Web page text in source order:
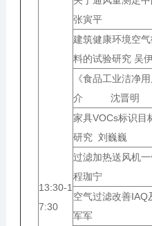
13:30-1
7:30
张寅平
建筑健康环境空
料的试验研究 吴
《食品工业洁净
介 沈晋明
家具VOCs标识目
研究 刘巍巍
过滤加热送风
程珈宁
空气过滤改
军军